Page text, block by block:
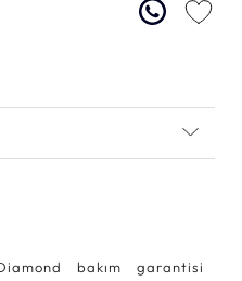
bakım garantisi